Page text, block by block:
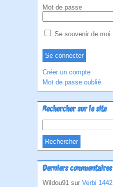
Mot de passe
Se souvenir de moi
Créer un compte
Mot de passe oublié
Rechercher sur le site
Derniers commentaires
Wildou91 sur Verbi 1442